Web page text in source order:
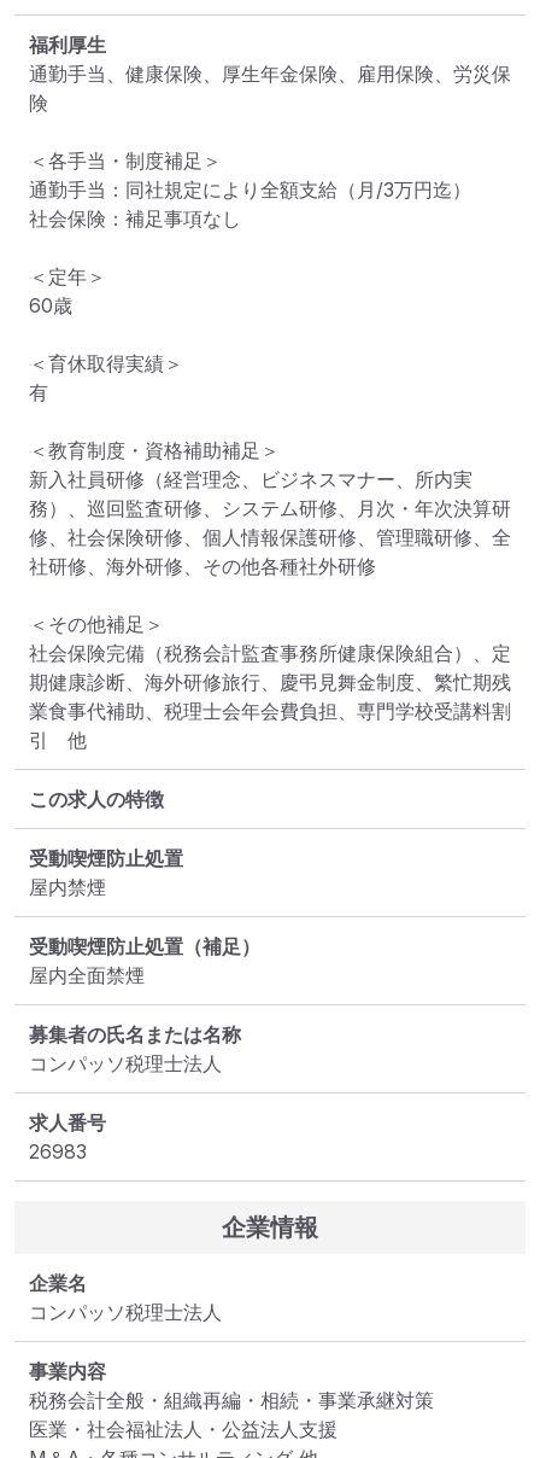
福利厚生
通勤手当、健康保険、厚生年金保険、雇用保険、労災保
険
＜各手当・制度補足＞
通勤手当：同社規定により全額支給（月/3万円迄）
社会保険：補足事項なし
＜定年＞
60歳
＜育休取得実績＞
有
＜教育制度・資格補助補足＞
新入社員研修（経営理念、ビジネスマナー、所内実
務）、巡回監査研修、システム研修、月次・年次決算研
修、社会保険研修、個人情報保護研修、管理職研修、全
社研修、海外研修、その他各種社外研修
＜その他補足＞
社会保険完備（税務会計監査事務所健康保険組合）、定
期健康診断、海外研修旅行、慶弔見舞金制度、繁忙期残
業食事代補助、税理士会年会費負担、専門学校受講料割
引　他
この求人の特徴
受動喫煙防止処置
屋内禁煙
受動喫煙防止処置（補足）
屋内全面禁煙
募集者の氏名または名称
コンパッソ税理士法人
求人番号
26983
企業情報
企業名
コンパッソ税理士法人
事業内容
税務会計全般・組織再編・相続・事業承継対策
医業・社会福祉法人・公益法人支援